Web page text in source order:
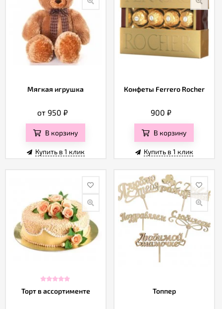
Мягкая игрушка
от 950₽
В корзину
Купить в 1 клик
Конфеты Ferrero Rocher
900₽
В корзину
Купить в 1 клик
Торт в ассортименте Топпер